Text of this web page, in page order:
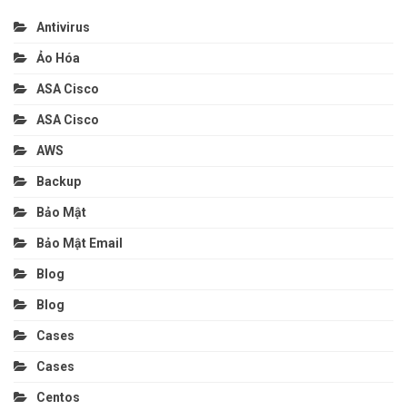
Antivirus
Ảo Hóa
ASA Cisco
ASA Cisco
AWS
Backup
Bảo Mật
Bảo Mật Email
Blog
Blog
Cases
Cases
Centos